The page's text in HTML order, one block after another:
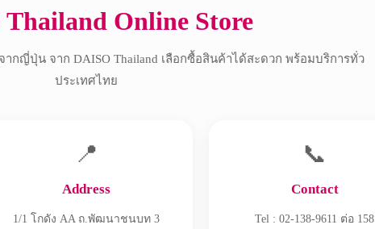
Online Store
กญี่ปุ่น จาก DAISO Thailand เลือกซื้อสินค้าได้สะดวก พร้อมบริการทั่ว
ประเทศไทย
📍
Address
1/1 โกดัง AA ถ.พัฒนาชนบท 3
📞
Contact
Tel : 02-138-9611 ต่อ 158